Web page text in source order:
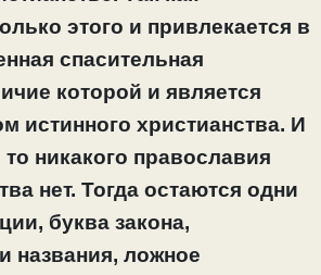
этого и привлекается в
спасительная
которой и является
истинного христианства. И
то никакого православия
нет. Тогда остаются одни
буква закона,
названия, ложное